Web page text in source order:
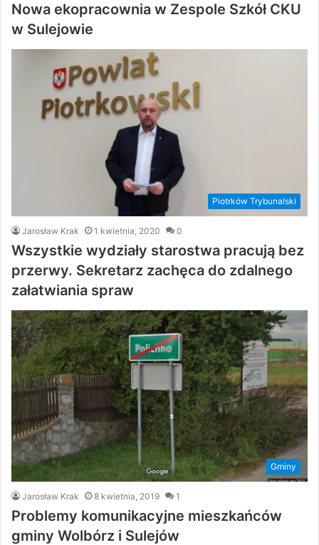
Nowa ekopracownia w Zespole Szkół CKU
w Sulejowie
Piotrków Trybunalski
Jarosław Krak 1 kwietnia, 2020 0
Wszystkie wydziały starostwa pracują bez
przerwy. Sekretarz zachęca do zdalnego
załatwiania spraw
Gminy
Jarosław Krak 8 kwietnia, 2019 1
Problemy komunikacyjne mieszkańców
gminy Wolbórz i Sulejów